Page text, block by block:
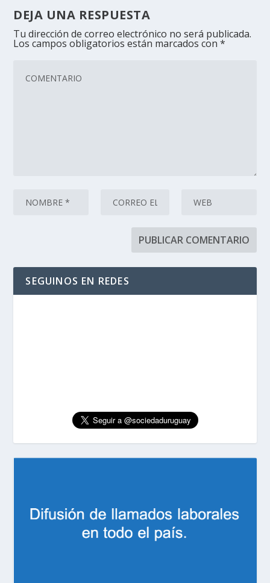
DEJA UNA RESPUESTA
Tu dirección de correo electrónico no será publicada.
Los campos obligatorios están marcados con*
SEGUINOS EN REDES